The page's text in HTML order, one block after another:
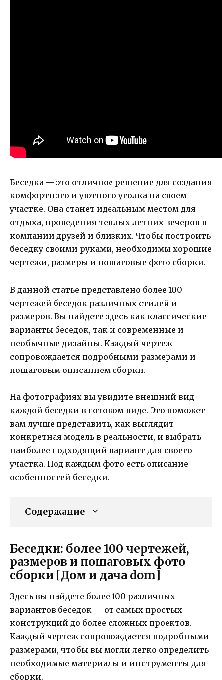
Беседка — это отличное решение для создания
комфортного и уютного уголка на своем
участке. Она станет идеальным местом для
отдыха, проведения теплых летних вечеров в
компании друзей и близких. Чтобы построить
беседку своими руками, необходимы хорошие
чертежи, размеры и пошаговые фото сборки.
В данной статье представлено более 100
чертежей беседок различных стилей и
размеров. Вы найдете здесь как классические
варианты беседок, так и современные и
необычные дизайны. Каждый чертеж
сопровождается подробными размерами и
пошаговым описанием сборки.
На фотографиях вы увидите внешний вид
каждой беседки в готовом виде. Это поможет
вам лучше представить, как выглядит
конкретная модель в реальности, и выбрать
наиболее подходящий вариант для своего
участка. Под каждым фото есть описание
особенностей беседки.
Содержание
Беседки: более 100 чертежей,
размеров и пошаговых фото
сборки [Дом и дача dom]
Здесь вы найдете более 100 различных
вариантов беседок — от самых простых
конструкций до более сложных проектов.
Каждый чертеж сопровождается подробными
размерами, чтобы вы могли легко определить
необходимые материалы и инструменты для
сборки.